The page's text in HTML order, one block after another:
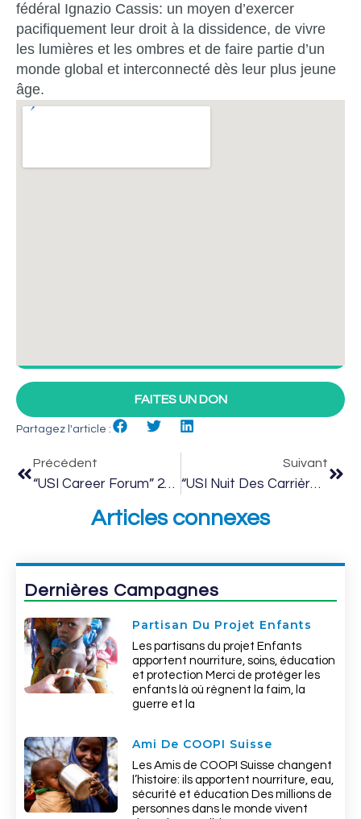
fédéral Ignazio Cassis: un moyen d’exercer
pacifiquement leur droit à la dissidence, de vivre
les lumières et les ombres et de faire partie d’un
monde global et interconnecté dès leur plus jeune
âge.
FAITES UN DON
Partagez l'article :
Précédent
“USI Career Forum” 2016
Suivant
“USI Nuit Des Carrières” 2017
Articles connexes
Dernières Campagnes
Partisan Du Projet Enfants
Les partisans du projet Enfants
apportent nourriture, soins, éducation
et protection Merci de protéger les
enfants là où règnent la faim, la
guerre et la
Ami De COOPI Suisse
Les Amis de COOPI Suisse changent
l’histoire: ils apportent nourriture, eau,
sécurité et éducation Des millions de
personnes dans le monde vivent